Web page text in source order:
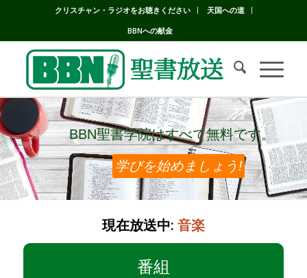
クリスチャン・ラジオをお聴きください
天国への道
BBNへの献金
BBN聖書学院はすべて無料です。
BBN聖書学院はすべて無料です。
学びを始めましょう!
現在放送中: 音楽
番組